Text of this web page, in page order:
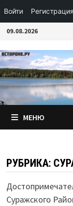
Войти Регистрация
Перейти
содержимому
09.08.2026
МЕНЮ
РУБРИКА:
Суражского